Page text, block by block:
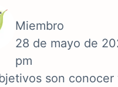
Miembro
28 de mayo de
pm
son conocer